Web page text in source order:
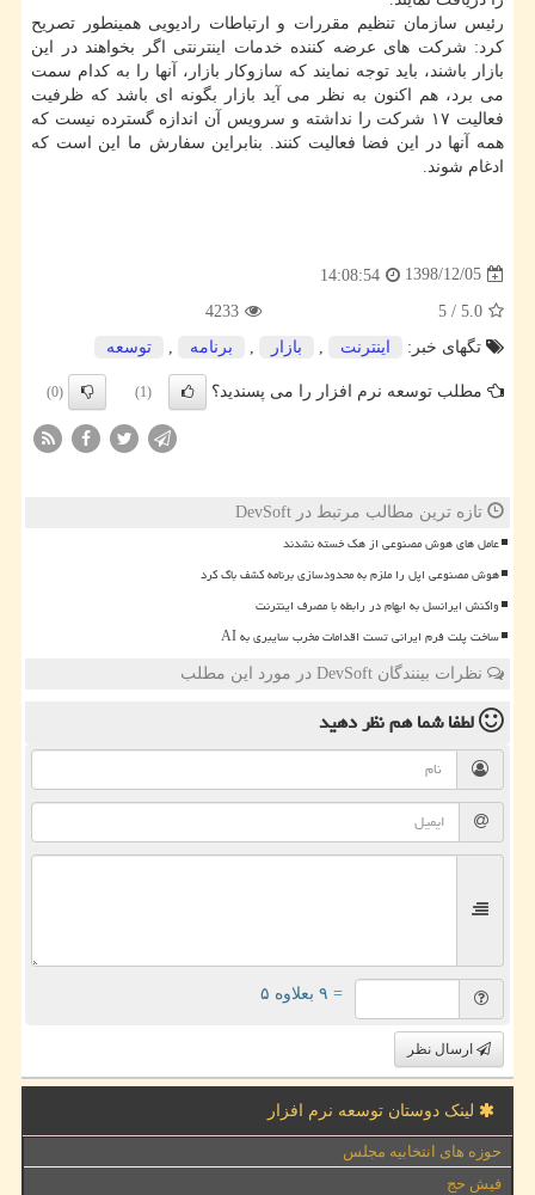
رئیس سازمان تنظیم مقررات و ارتباطات رادیویی همینطور تصریح
كرد: شركت های عرضه كننده خدمات اینترنتی اگر بخواهند در این
بازار باشند، باید توجه نمایند كه سازوكار بازار، آنها را به كدام سمت
می برد، هم اكنون به نظر می آید بازار بگونه ای باشد كه ظرفیت
فعالیت ۱۷ شركت را نداشته و سرویس آن اندازه گسترده نیست كه
همه آنها در این فضا فعالیت كنند. بنابراین سفارش ما این است كه
ادغام شوند.
1398/12/05
14:08:54
5.0
/
5
4233
تگهای خبر:
اینترنت بازار برنامه توسعه
مطلب توسعه نرم افزار را می پسندید؟ (1)
(0)
تازه ترین مطالب مرتبط در DevSoft
عامل های هوش مصنوعی از هک خسته نشدند
هوش مصنوعی اپل را ملزم به محدودسازی برنامه کشف باگ کرد
واکنش ایرانسل به ابهام در رابطه با مصرف اینترنت
ساخت پلت فرم ایرانی تست اقدامات مخرب سایبری به AI
نظرات بینندگان DevSoft در مورد این مطلب
لطفا شما همنظر دهید
= ۹ بعلاوه ۵
ارسال نظر
لینک دوستان توسعه نرم افزار
حوزه های انتخابیه مجلس
فیش حج